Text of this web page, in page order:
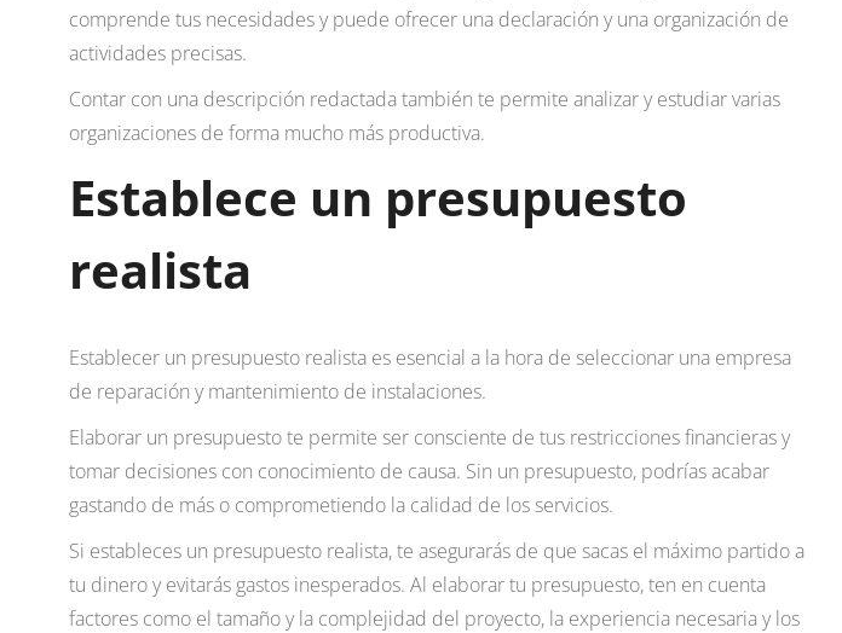
comprende tus necesidades y puede ofrecer una declaración y una organización de
actividades precisas.
Contar con una descripción redactada también te permite analizar y estudiar varias
organizaciones de forma mucho más productiva.
Establece un presupuesto
realista
Establecer un presupuesto realista es esencial a la hora de seleccionar una empresa
de reparación y mantenimiento de instalaciones.
Elaborar un presupuesto te permite ser consciente de tus restricciones financieras y
tomar decisiones con conocimiento de causa. Sin un presupuesto, podrías acabar
gastando de más o comprometiendo la calidad de los servicios.
Si estableces un presupuesto realista, te asegurarás de que sacas el máximo partido a
tu dinero y evitarás gastos inesperados. Al elaborar tu presupuesto, ten en cuenta
factores como el tamaño y la complejidad del proyecto, la experiencia necesaria y los